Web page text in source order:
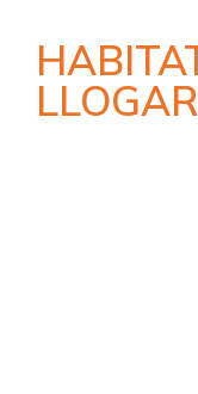
LLOGAR